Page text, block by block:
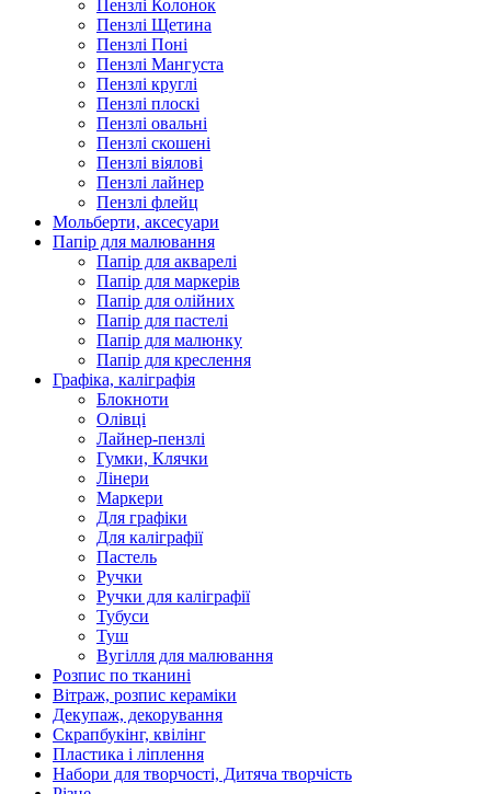
Пензлі Колонок
Пензлі Щетина
Пензлі Поні
Пензлі Мангуста
Пензлі круглі
Пензлі плоскі
Пензлі овальні
Пензлі скошені
Пензлі віялові
Пензлі лайнер
Пензлі флейц
Мольберти, аксесуари
Папір для малювання
Папір для акварелі
Папір для маркерів
Папір для олійних
Папір для пастелі
Папір для малюнку
Папір для креслення
Графіка, каліграфія
Блокноти
Олівці
Лайнер-пензлі
Гумки, Клячки
Лінери
Маркери
Для графіки
Для каліграфії
Пастель
Ручки
Ручки для каліграфії
Тубуси
Туш
Вугілля для малювання
Розпис по тканині
Вітраж, розпис кераміки
Декупаж, декорування
Скрапбукінг, квілінг
Пластика і ліплення
Набори для творчості, Дитяча творчість